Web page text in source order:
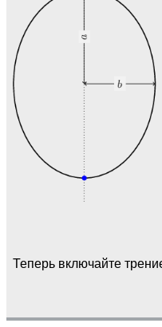
Теперь включайте